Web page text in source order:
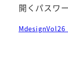
開くパスワ